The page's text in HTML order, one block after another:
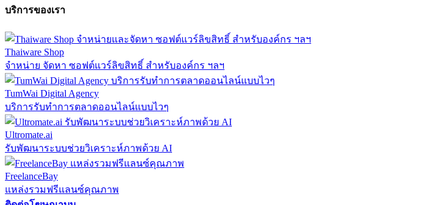
บริการของเรา
Thaiware Shop
จำหน่าย จัดหา ซอฟต์แวร์ลิขสิทธิ์ สำหรับองค์กร ฯลฯ
TumWai Digital Agency
บริการรับทำการตลาดออนไลน์แบบไวๆ
Ultromate.ai
รับพัฒนาระบบช่วยวิเคราะห์ภาพด้วย AI
FreelanceBay
แหล่งรวมฟรีแลนซ์คุณภาพ